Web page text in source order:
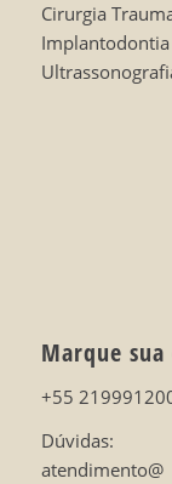
Cirurgia
Marque
+55
Dúvidas:
atendimento@